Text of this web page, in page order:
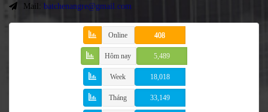
Mail: batchenangre@gmail.com
Online 408
Hôm nay 5,489
Week 18,018
Tháng 33,149